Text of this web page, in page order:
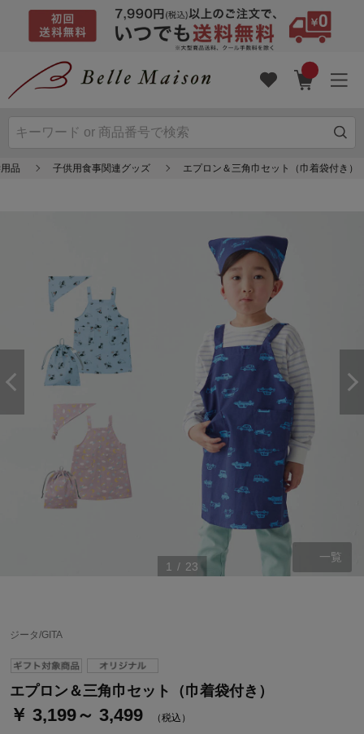
品 子供用食事関連グッズ エプロン＆三角巾セット（巾着袋付き）
1 / 23
一覧
ジータ/GITA
エプロン＆三角巾セット（巾着袋付き）
￥ 3,199～ 3,499 （税込）
ベルメゾン・ポイントについて
通常商品送料無料 返品引取無料（JCBのみ）
即時入会なら更に500円OFFクーポンプレゼント